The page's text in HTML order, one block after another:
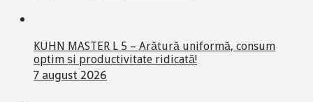
KUHN MASTER L 5 – Arătură uniformă, consum
optim și productivitate ridicată!
7 august 2026